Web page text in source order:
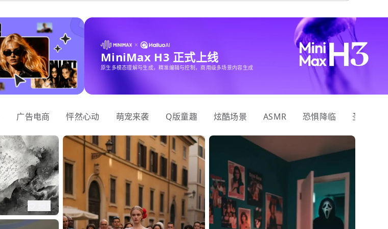
MiniMax H3 正式上线
原生多模态理解与生成，精准编辑与控制，商用级多场景内容生成
广告电商 怦然心动 萌宠来袭 Q版童趣 炫酷场景 ASMR 恐惧降临 圣诞狂欢